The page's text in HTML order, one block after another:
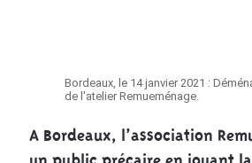
Bordeaux, le 14 janvier 2021 :
de l'atelier Remueménage.
A Bordeaux, l’association
un public précaire en jouant